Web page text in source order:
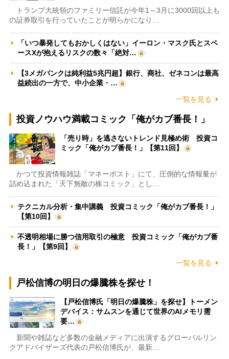
トランプ大統領のファミリー信託が今年1～3月に3000回以上も
の証券取引を行っていたことが明らかになり…
「いつ暴発してもおかしくはない」イーロン・マスク氏とスペ
ースXが抱えるリスクの数々「絶対…
【3メガバンクは純利益5兆円超】銀行、商社、ゼネコンは最高
益続出の一方で、中小企業・…
一覧を見る
投資ノウハウ満載コミック「俺がカブ番長！」
「売り時」を逃さないトレンド見極め術 投資コ
ミック「俺がカブ番長！」【第11回】
かつて投資情報雑誌「マネーポスト」にて、圧倒的な情報量が
詰め込まれた「天下無敵の株コミック」とし…
テクニカル分析・集中講義 投資コミック「俺がカブ番長！」
【第10回】
不透明相場に勝つ信用取引の極意 投資コミック「俺がカブ番
長！」【第9回】
一覧を見る
戸松信博の明日の爆騰株を探せ！
【戸松信博氏「明日の爆騰株」を探せ】トーメン
デバイス：サムスンを通じて世界のAIメモリ需
要…
新聞や雑誌など多数の金融メディアに出演するグローバルリン
クアドバイザーズ代表の戸松信博氏が、最新…